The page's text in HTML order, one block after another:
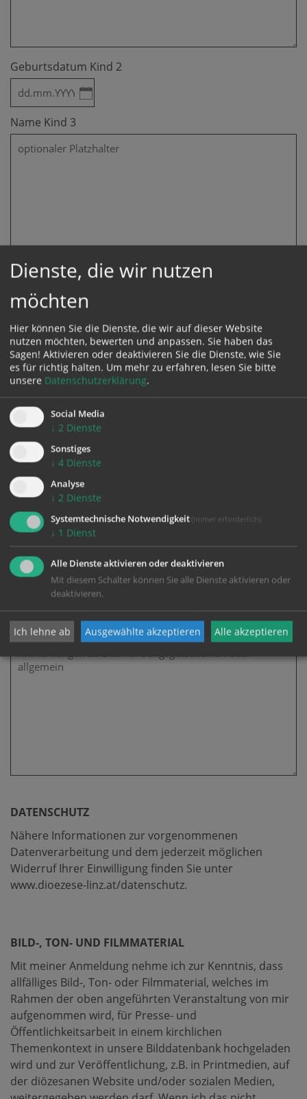
Geburtsdatum Kind 2
Name Kind 3
Geburtsdatum Kind 3
Weitere Kinder
kfb-Mitglied*
für kfb-Mitglieder.
Elternbildungsgutschein vom Land OÖ
Ich möchte Elternbildungsgutscheine vom Land OÖ
einlösen: online unter Familienkarte.at; EB-
Gutscheine in Papierform bringe ich zur
Veranstaltung mit und übergebe diese an die
Referentin.
Anmerkungen
DATENSCHUTZ
Nähere Informationen zur vorgenommenen
Datenverarbeitung und dem jederzeit möglichen
Widerruf Ihrer Einwilligung finden Sie unter
www.dioezese-linz.at/datenschutz.
BILD-, TON- UND FILMMATERIAL
Mit meiner Anmeldung nehme ich zur Kenntnis, dass
allfälliges Bild-, Ton- oder Filmmaterial, welches im
Rahmen der oben angeführten Veranstaltung von mir
aufgenommen wird, für Presse- und
Öffentlichkeitsarbeit in einem kirchlichen
Themenkontext in unsere Bilddatenbank hochgeladen
wird und zur Veröffentlichung, z.B. in Printmedien, auf
der diözesanen Website und/oder sozialen Medien,
Dienste, die wir nutzen
möchten
Hier können Sie die Dienste, die wir auf dieser Website
nutzen möchten, bewerten und anpassen. Sie haben das
Sagen! Aktivieren oder deaktivieren Sie die Dienste, wie Sie
es für richtig halten. Um mehr zu erfahren, lesen Sie bitte
unsere Datenschutzerklärung.
Social Media
↓ 2 Dienste
Sonstiges
↓ 4 Dienste
Analyse
↓ 2 Dienste
Systemtechnische Notwendigkeit (immer erforderlich)
↓ 1 Dienst
Alle Dienste aktivieren oder deaktivieren
Mit diesem Schalter können Sie alle Dienste aktivieren oder
deaktivieren.
Ich lehne ab Ausgewählte akzeptieren Alle akzeptieren